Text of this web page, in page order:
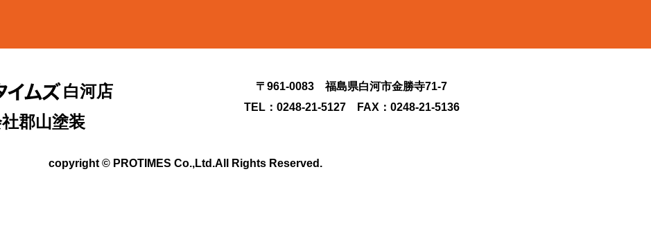
白河店
郡山塗装
〒961-0083 福島県白河市金勝寺71-7
TEL：0248-21-5127 FAX：0248-21-5136
copyright © PROTIMES Co.,Ltd.All Rights Reserved.